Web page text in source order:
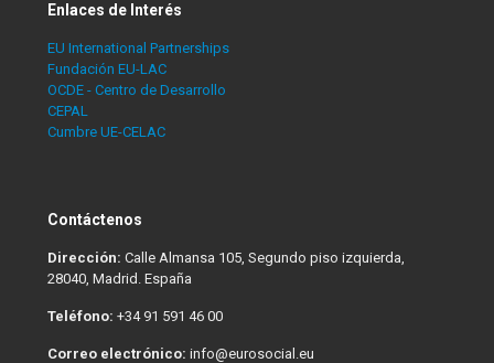
Enlaces de Interés
EU International Partnerships
Fundación EU-LAC
OCDE - Centro de Desarrollo
CEPAL
Cumbre UE-CELAC
Contáctenos
Dirección: Calle Almansa 105, Segundo piso izquierda,
28040, Madrid. España
Teléfono: +34 91 591 46 00
Correo electrónico: info@eurosocial.eu